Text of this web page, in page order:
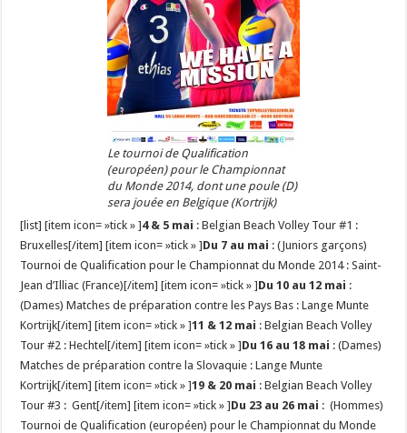
Le tournoi de Qualification
(européen) pour le Championnat
du Monde 2014, dont une poule (D)
sera jouée en Belgique (Kortrijk)
[list] [item icon= »tick » ]4 & 5 mai : Belgian Beach Volley Tour #1 :
Bruxelles[/item] [item icon= »tick » ]Du 7 au mai : (Juniors garçons)
Tournoi de Qualification pour le Championnat du Monde 2014 : Saint-
Jean d’Illiac (France)[/item] [item icon= »tick » ]Du 10 au 12 mai :
(Dames) Matches de préparation contre les Pays Bas : Lange Munte
Kortrijk[/item] [item icon= »tick » ]11 & 12 mai : Belgian Beach Volley
Tour #2 : Hechtel[/item] [item icon= »tick » ]Du 16 au 18 mai : (Dames)
Matches de préparation contre la Slovaquie : Lange Munte
Kortrijk[/item] [item icon= »tick » ]19 & 20 mai : Belgian Beach Volley
Tour #3 : Gent[/item] [item icon= »tick » ]Du 23 au 26 mai : (Hommes)
Tournoi de Qualification (européen) pour le Championnat du Monde